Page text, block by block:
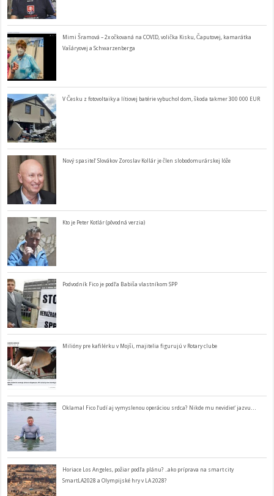
Mimi Šramová – 2x očkovaná na COVID, volička Kisku, Čaputovej, kamarátka
Vašáryovej a Schwarzenberga
V Česku z fotovoltaiky a lítiovej batérie vybuchol dom, škoda takmer 300 000 EUR
Nový spasiteľ Slovákov Zoroslav Kollár je člen slobodomurárskej lóže
Kto je Peter Kotlár (pôvodná verzia)
Podvodník Fico je podľa Babiša vlastníkom SPP
Milióny pre kafilérku v Mojši, majitelia figurujú v Rotary clube
Oklamal Fico ľudí aj vymyslenou operáciou srdca? Nikde mu nevidieť jazvu…
Horiace Los Angeles, požiar podľa plánu? ..ako príprava na smart city
SmartLA2028 a Olympijské hry v LA 2028?